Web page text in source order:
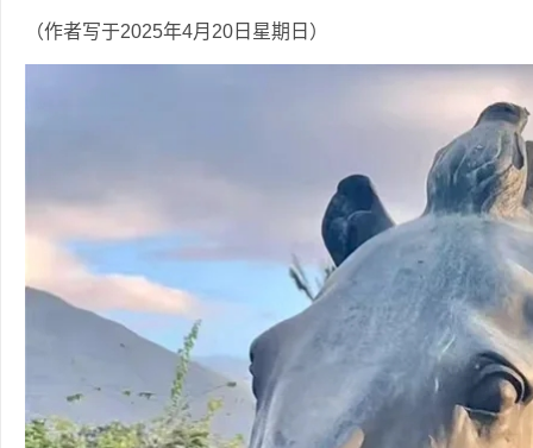
‍‍（作者写于2025年4月20日星期日）